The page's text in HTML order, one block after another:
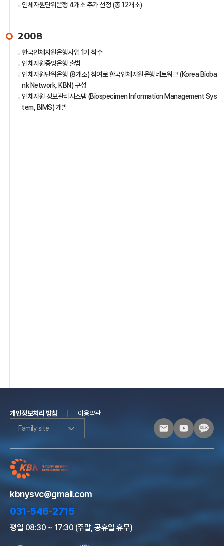
인체자원단위은행 4개소 추가 선정 (총 12개소)
2008
한국인체자원은행사업 1기 착수
인체자원중앙은행 출범
인체자원단위은행 (8개소) 참여로 한국인체자원은행네트워크 (Korea Bioba
nk Network, KBN) 구성
인체자원 정보관리시스템 (Biospecimen Information Management Sys
tem, BIMS) 개발
개인정보처리 방침
이용약관
Family site
kbnysvc@gmail.com
031-546-2715
평일 08:30 ~ 17:30 (주말, 공휴일 휴무)